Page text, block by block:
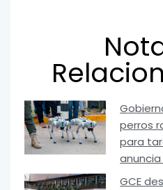
perros
para
GCE